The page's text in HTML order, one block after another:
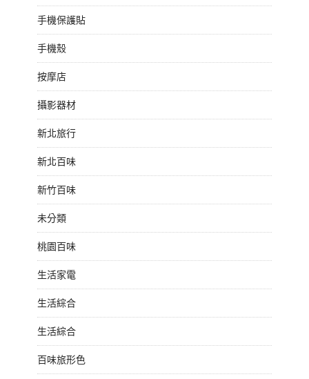
手機保護貼
手機殼
按摩店
攝影器材
新北旅行
新北百味
新竹百味
未分類
桃園百味
生活家電
生活綜合
生活綜合
百味旅形色